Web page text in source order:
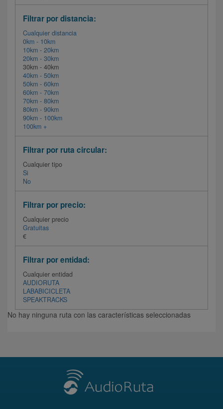
Filtrar por distancia:
Cualquier distancia
0km - 10km
10km - 20km
20km - 30km
30km - 40km
40km - 50km
50km - 60km
60km - 70km
70km - 80km
80km - 90km
90km - 100km
100km +
Filtrar por ruta circular:
Cualquier tipo
Si
No
Filtrar por precio:
Cualquier precio
Gratuitas
€
Filtrar por entidad:
Cualquier entidad
AUDIORUTA
LABABICICLETA
SPEAKTRACKS
No hay ninguna ruta con las características seleccionadas